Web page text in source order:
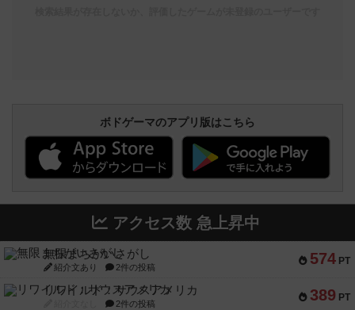
ボドゲーマのアプリ版はこちら
アクセス数 急上昇中
574 PT
無限まちがいさがし
紹介文あり 2件の投稿
389 PT
リワイルド：サウスアメリカ
2件の投稿